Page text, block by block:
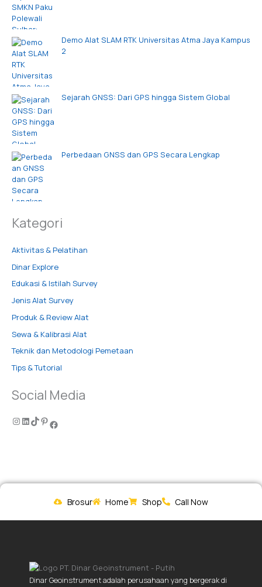
Demo Alat SLAM RTK Universitas Atma Jaya Kampus
2
Sejarah GNSS: Dari GPS hingga Sistem Global
Perbedaan GNSS dan GPS Secara Lengkap
Kategori
Aktivitas & Pelatihan
Dinar Explore
Edukasi & Istilah Survey
Jenis Alat Survey
Produk & Review Alat
Sewa & Kalibrasi Alat
Teknik dan Metodologi Pemetaan
Tips & Tutorial
Social Media
Brosur Home Shop Call Now
Dinar Geoinstrument adalah perusahaan yang bergerak di